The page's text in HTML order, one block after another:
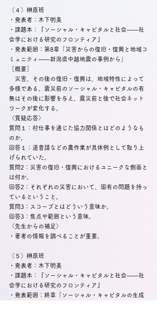
（４）榊原班
・発表者：木下明美
・課題本：『ソーシャル・キャピタルと社会――社
会学における研究のフロンティア』
・発表範囲：第8章「災害からの復旧・復興と地域コ
ミュニティ――新潟県中越地震の事例から」
［概要］
災害、その後の復旧・復興は、地域特性によって
多様である。震災前のソーシャル・キャピタルの有
無はその後に影響を与え、震災前と後で社会ネット
ワークが変化する。
〈質疑応答〉
質問１：村仕事を通じた協力関係とはどのようなも
のか。
回答１：道普請などの農作業が具体例として取り上
げられていた。
質問2：災害の復旧・復興におけるユニークな側面と
は何か。
回答2：それぞれの災害において、固有の問題を持っ
ているということ。
質問3：スコープとはどういう意味か。
回答3：焦点や範囲という意味。
〈先生からの補足〉
・著者の情報を調べることが重要。
（５）榊原班
・発表者：木下明美
・課題本：『ソーシャル・キャピタルと社会――社
会学における研究のフロンティア』
・発表範囲：終章「ソーシャル・キャピタルの生成